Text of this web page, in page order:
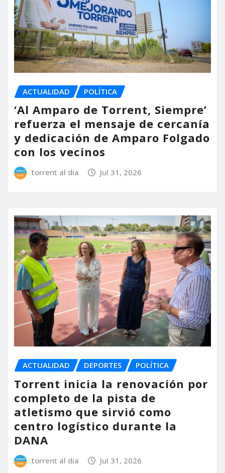
ACTUALIDAD POLÍTICA
‘Al Amparo de Torrent, Siempre’
refuerza el mensaje de cercanía
y dedicación de Amparo Folgado
con los vecinos
torrent al dia Jul 31, 2026
ACTUALIDAD DEPORTES POLÍTICA
Torrent inicia la renovación por
completo de la pista de
atletismo que sirvió como
centro logístico durante la
DANA
torrent al dia Jul 31, 2026